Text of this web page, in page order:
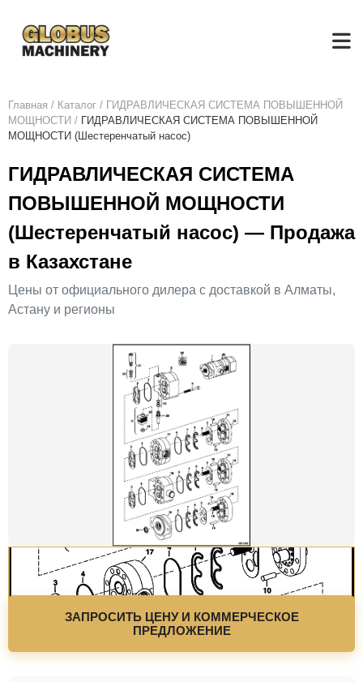
Главная / Каталог / ГИДРАВЛИЧЕСКАЯ СИСТЕМА ПОВЫШЕННОЙ
МОЩНОСТИ / ГИДРАВЛИЧЕСКАЯ СИСТЕМА ПОВЫШЕННОЙ
МОЩНОСТИ (Шестеренчатый насос)
ГИДРАВЛИЧЕСКАЯ СИСТЕМА
ПОВЫШЕННОЙ МОЩНОСТИ
(Шестеренчатый насос) — Продажа
в Казахстане
Цены от официального дилера с доставкой в Алматы,
Астану и регионы
ЗАПРОСИТЬ ЦЕНУ И КОММЕРЧЕСКОЕ
ПРЕДЛОЖЕНИЕ